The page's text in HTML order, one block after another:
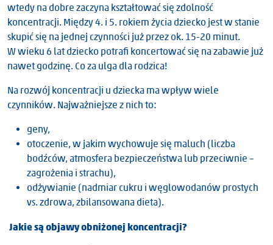
wtedy na dobre zaczyna kształtować się zdolność
koncentracji. Między 4. i 5. rokiem życia dziecko jest w stanie
skupić się na jednej czynności już przez ok. 15-20 minut.
W wieku 6 lat dziecko potrafi koncertować się na zabawie już
nawet godzinę. Co za ulga dla rodzica!
Na rozwój koncentracji u dziecka ma wpływ wiele
czynników. Najważniejsze z nich to:
geny,
otoczenie, w jakim wychowuje się maluch (liczba
bodźców, atmosfera bezpieczeństwa lub przeciwnie –
zagrożenia i strachu),
odżywianie (nadmiar cukru i węglowodanów prostych
vs. zdrowa, zbilansowana dieta).
Jakie są objawy obniżonej koncentracji?